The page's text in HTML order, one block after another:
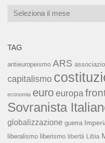
Archivi
TAG
antieuropeismo ARS
capitalismo
economia euro europa
Sovranista
globalizzazione guerra
liberalismo liberismo libertà Libia